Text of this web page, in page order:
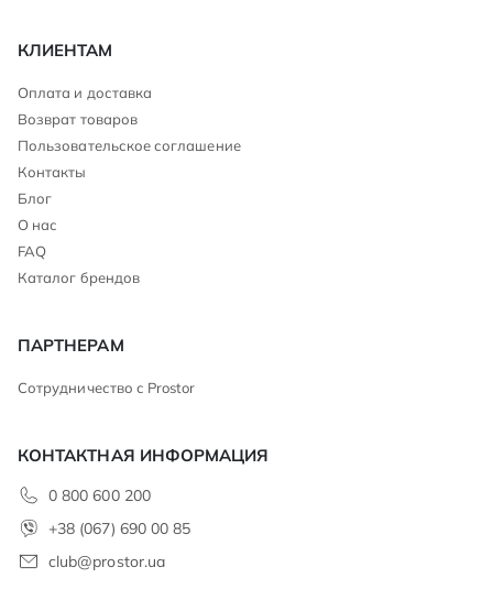
КЛИЕНТАМ
Оплата и доставка
Возврат товаров
Пользовательское соглашение
Контакты
Блог
О нас
FAQ
Каталог брендов
ПАРТНЕРАМ
Сотрудничество с Prostor
КОНТАКТНАЯ ИНФОРМАЦИЯ
0 800 600 200
+38 (067) 690 00 85
club@prostor.ua